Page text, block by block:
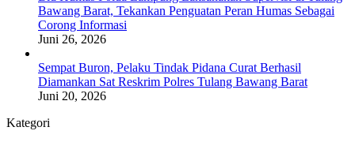
Bawang Barat, Tekankan Penguatan Peran Humas Sebagai
Corong Informasi
Juni 26, 2026
Sempat Buron, Pelaku Tindak Pidana Curat Berhasil
Diamankan Sat Reskrim Polres Tulang Bawang Barat
Juni 20, 2026
Kategori